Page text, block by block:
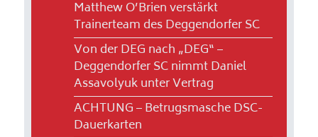
Matthew O’Brien verstärkt
Trainerteam des Deggendorfer SC
Von der DEG nach „DEG“ –
Deggendorfer SC nimmt Daniel
Assavolyuk unter Vertrag
ACHTUNG – Betrugsmasche DSC-
Dauerkarten